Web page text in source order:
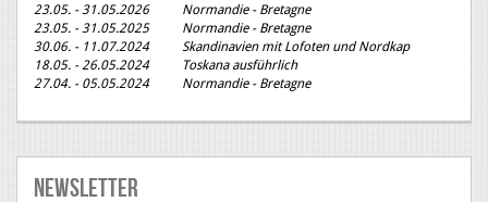
23.05. - 31.05.2026 Normandie - Bretagne
23.05. - 31.05.2025 Normandie - Bretagne
30.06. - 11.07.2024 Skandinavien mit Lofoten und Nordkap
18.05. - 26.05.2024 Toskana ausführlich
27.04. - 05.05.2024 Normandie - Bretagne
Newsletter